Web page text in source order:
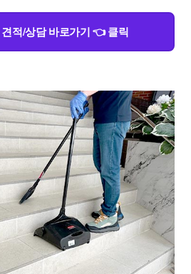
적/상담 바로가기 👈 클릭